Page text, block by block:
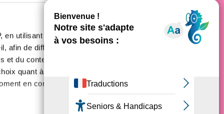
en utilisant des
afin de diffuser des
du contenu, ainsi que de
quant à l'utilisation de
en consultant la
cancer